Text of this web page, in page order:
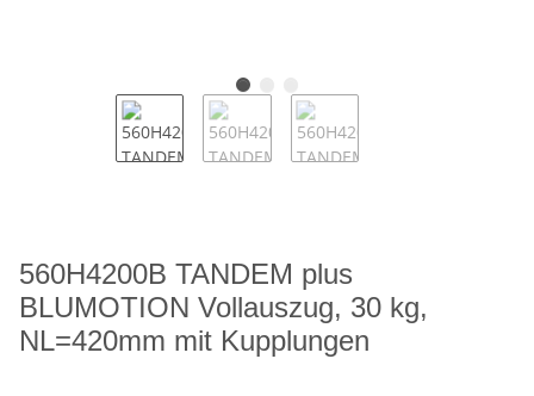
560H4200B TANDEM plus
BLUMOTION Vollauszug, 30 kg,
NL=420mm mit Kupplungen